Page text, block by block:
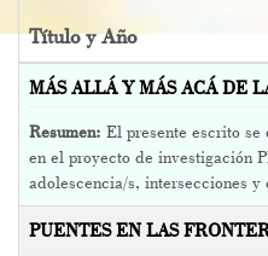
Título y Año
MÁS ALLÁ Y MÁS ACÁ DE
Resumen: El presente escrito
en el proyecto de investigación
adolescencia/s, intersecciones
PUENTES EN LAS